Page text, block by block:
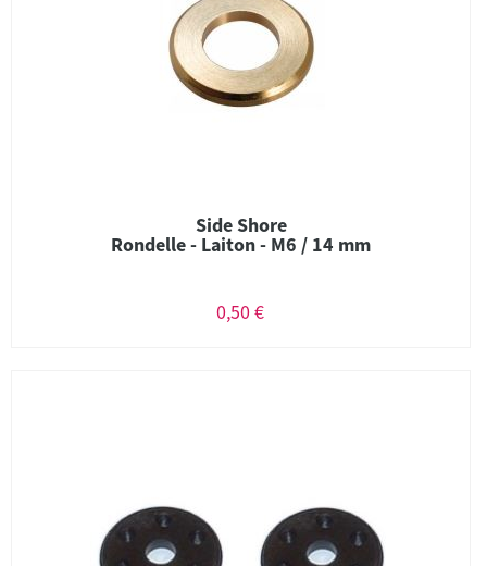
Side Shore
Rondelle - Laiton - M6 / 14 mm
0,50 €